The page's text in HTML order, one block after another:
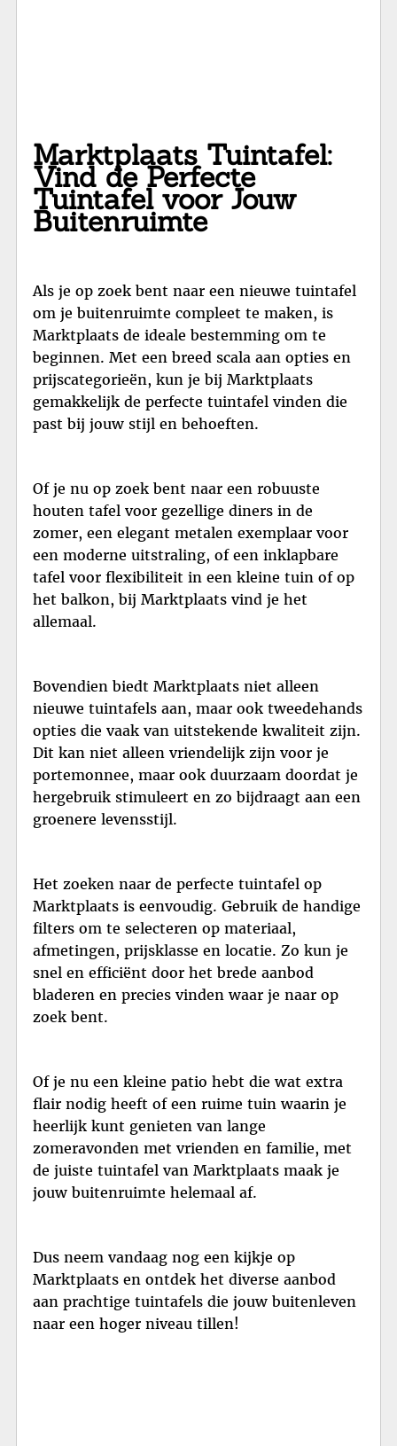
Marktplaats Tuintafel:
Vind de Perfecte
Tuintafel voor Jouw
Buitenruimte
Als je op zoek bent naar een nieuwe tuintafel
om je buitenruimte compleet te maken, is
Marktplaats de ideale bestemming om te
beginnen. Met een breed scala aan opties en
prijscategorieën, kun je bij Marktplaats
gemakkelijk de perfecte tuintafel vinden die
past bij jouw stijl en behoeften.
Of je nu op zoek bent naar een robuuste
houten tafel voor gezellige diners in de
zomer, een elegant metalen exemplaar voor
een moderne uitstraling, of een inklapbare
tafel voor flexibiliteit in een kleine tuin of op
het balkon, bij Marktplaats vind je het
allemaal.
Bovendien biedt Marktplaats niet alleen
nieuwe tuintafels aan, maar ook tweedehands
opties die vaak van uitstekende kwaliteit zijn.
Dit kan niet alleen vriendelijk zijn voor je
portemonnee, maar ook duurzaam doordat je
hergebruik stimuleert en zo bijdraagt aan een
groenere levensstijl.
Het zoeken naar de perfecte tuintafel op
Marktplaats is eenvoudig. Gebruik de handige
filters om te selecteren op materiaal,
afmetingen, prijsklasse en locatie. Zo kun je
snel en efficiënt door het brede aanbod
bladeren en precies vinden waar je naar op
zoek bent.
Of je nu een kleine patio hebt die wat extra
flair nodig heeft of een ruime tuin waarin je
heerlijk kunt genieten van lange
zomeravonden met vrienden en familie, met
de juiste tuintafel van Marktplaats maak je
jouw buitenruimte helemaal af.
Dus neem vandaag nog een kijkje op
Marktplaats en ontdek het diverse aanbod
aan prachtige tuintafels die jouw buitenleven
naar een hoger niveau tillen!